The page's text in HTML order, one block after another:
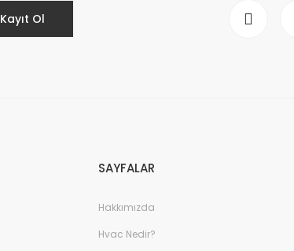
Kayıt Ol
SAYFALAR
Hakkımızda
Hvac Nedir?